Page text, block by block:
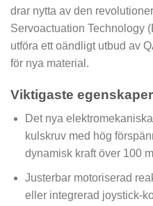
drar nytta av den
Servoactuation Technology
utföra ett oändligt utbud av
för nya material.
Viktigaste egenskaper
Det nya
kulskruv med hög
dynamisk kraft över 100
Justerbar motoriserad
eller integrerad joystick-